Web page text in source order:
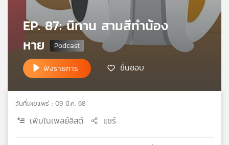
ไทย
เอส
EP. 87: นิทาน สามสีทำน้อง
หาย
ฟังรายการ ชื่นชอบ
วันที่เผยแพร่ : 09 มี.ค. 68
เพิ่มในเพลย์ลิสต์ แชร์